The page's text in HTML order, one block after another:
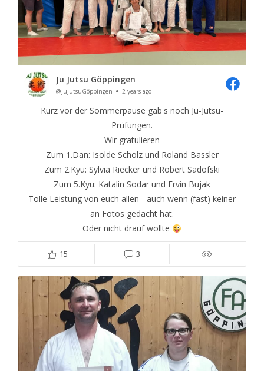
Ju Jutsu Göppingen
@JuJutsuGöppingen 2 years ago
Kurz vor der Sommerpause gab's noch Ju-Jutsu-
Prüfungen.
Wir gratulieren
Zum 1.Dan: Isolde Scholz und Roland Bassler
Zum 2.Kyu: Sylvia Riecker und Robert Sadofski
Zum 5.Kyu: Katalin Sodar und Ervin Bujak
Tolle Leistung von euch allen - auch wenn (fast) keiner
an Fotos gedacht hat.
Oder nicht drauf wollte
15 3